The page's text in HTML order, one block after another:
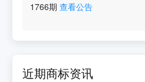
1766期 查看公告
近期商标资讯